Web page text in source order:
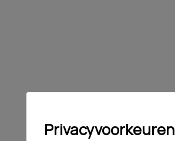
Privacyvoorkeuren